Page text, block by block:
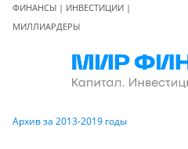
ФИНАНСЫ | ИНВЕСТИЦИИ |
МИЛЛИАРДЕРЫ
Архив за 2013-2019 годы